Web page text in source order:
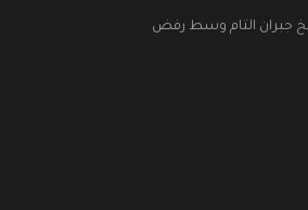
جبران التام وسط رفض